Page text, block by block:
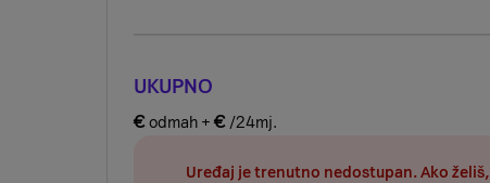
UKUPNO
€odmah + € /24mj.
Uređaj je trenutno nedostupan. Ako želiš,